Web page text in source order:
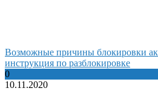
Возможные причины блокировки
инструкция по разблокировке
0
10.11.2020